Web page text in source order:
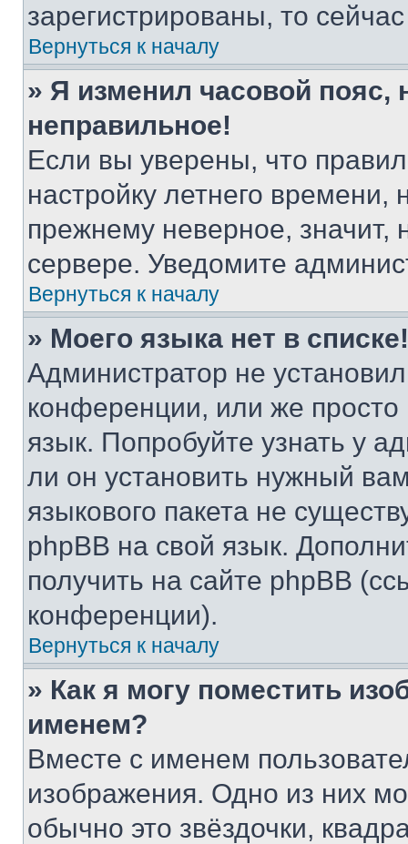
зарегистрированы, то
Вернуться к началу
» Я изменил часовой пояс,
неправильное!
Если вы уверены, что
настройку летнего
прежнему неверное, значит,
сервере. Уведомите
Вернуться к началу
» Моего языка нет в списке!
Администратор не
конференции, или же
язык. Попробуйте узнать у
ли он установить нужный
языкового пакета не
phpBB на свой язык.
получить на сайте phpBB
конференции).
Вернуться к началу
» Как я могу поместить
именем?
Вместе с именем
изображения. Одно из них
обычно это звёздочки,